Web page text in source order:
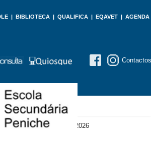
| BIBLIOTECA | QUALIFICA | EQAVET | AGENDA
Contactos
em 06 fevereiro 2026